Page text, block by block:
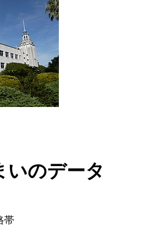
いのデータ
帯